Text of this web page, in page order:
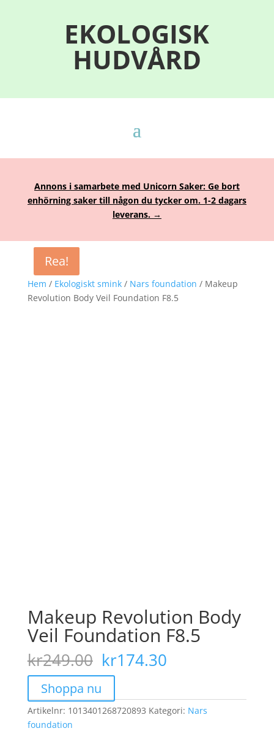
EKOLOGISK
HUDVÅRD
Annons i samarbete med Unicorn Saker: Ge bort
enhörning saker till någon du tycker om. 1-2 dagars
leverans. →
Hem / Ekologiskt smink/ Nars foundation / Makeup
Revolution Body Veil Foundation F8.5
Rea!
Makeup Revolution Body
Veil Foundation F8.5
kr249.00 Det
ursprungliga
priset
var:
kr249.00.
kr174.30Det
är:
kr174.30.
Shoppa nu
Artikelnr: 1013401268720893 Kategori: Nars
foundation
Rea!